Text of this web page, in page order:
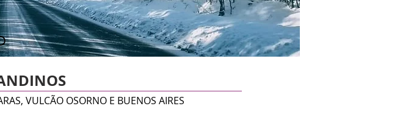
VULCÃO OSORNO E BUENOS AIRES